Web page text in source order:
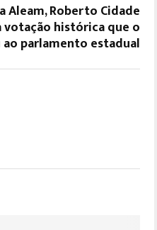
Aleam, Roberto Cidade
votação histórica que o
parlamento estadual